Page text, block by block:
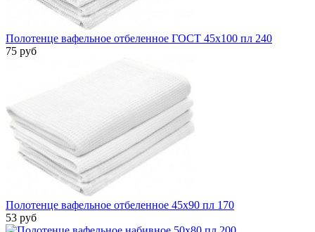
Полотенце вафельное отбеленное ГОСТ 45х100 пл 240
75 руб
Полотенце вафельное отбеленное 45х90 пл 170
53 руб